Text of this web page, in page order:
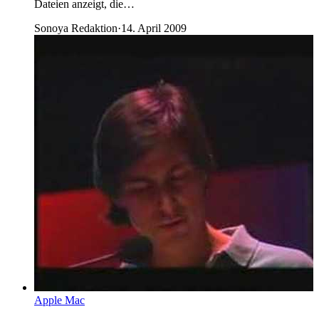
Dateien anzeigt, die…
Sonoya Redaktion·14. April 2009
Apple Mac